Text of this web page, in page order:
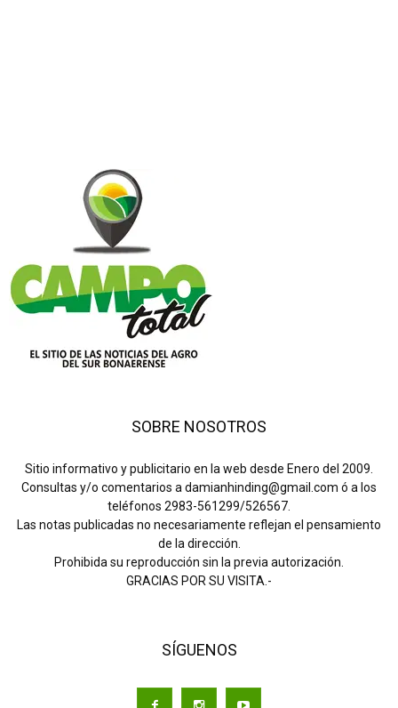
SOBRE NOSOTROS
Sitio informativo y publicitario en la web desde Enero del 2009.
Consultas y/o comentarios a damianhinding@gmail.com ó a los
teléfonos 2983-561299/526567.
Las notas publicadas no necesariamente reflejan el pensamiento
de la dirección.
Prohibida su reproducción sin la previa autorización.
GRACIAS POR SU VISITA.-
SÍGUENOS